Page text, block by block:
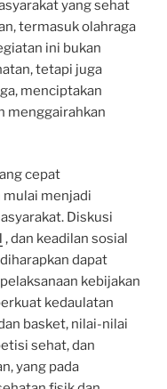
yang sehat
termasuk olahraga
ini bukan
tetapi juga
menciptakan
menggairahkan
cepat
mulai menjadi
Diskusi
, dan keadilan sosial
dapat
kebijakan
kedaulatan
basket, nilai-nilai
sehat, dan
yang pada